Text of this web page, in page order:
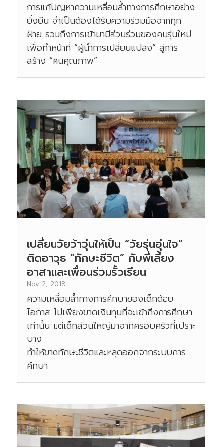
การแก้ปัญหาความเหลื่อมล้ำทางการศึกษาอย่าง
ยั่งยืน จำเป็นต้องได้รับความร่วมมือจากทุก
ฝ่าย รวมถึงการเข้ามามีส่วนร่วมของคนรุ่นใหม่
เพื่อทำหน้าที่ “ผู้นำการเปลี่ยนแปลง” สู่การ
สร้าง “คนคุณภาพ”
เปลี่ยนวัยว้าวุ่นให้เป็น “วัยรุ่นอุ่นใจ”
ติดอาวุธ “ทักษะชีวิต” กับพี่เลี้ยง
อาสาและเพื่อนร่วมรั้วเรียน
Nov 2, 2018
ความเหลื่อมล้ำทางการศึกษาของเด็กด้อย
โอกาส ไม่เพียงขาดเงินทุนที่จะเข้าถึงการศึกษา
เท่านั้น แต่เด็กส่วนใหญ่มาจากครอบครัวที่เปราะ
บาง
ทำให้ขาดทักษะชีวิตและหลุดออกจากระบบการ
ศึกษา